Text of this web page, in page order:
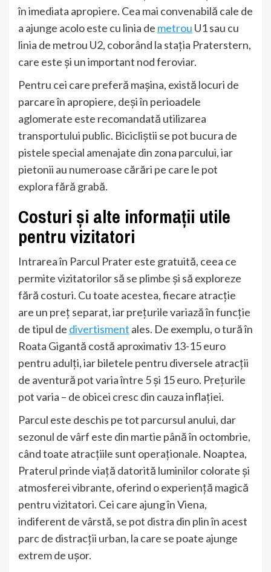
în imediata apropiere. Cea mai convenabilă cale de
a ajunge acolo este cu linia de metrou U1 sau cu
linia de metrou U2, coborând la stația Praterstern,
care este și un important nod feroviar.
Pentru cei care preferă mașina, există locuri de
parcare în apropiere, deși în perioadele
aglomerate este recomandată utilizarea
transportului public. Bicicliștii se pot bucura de
pistele special amenajate din zona parcului, iar
pietonii au numeroase cărări pe care le pot
explora fără grabă.
Costuri și alte informații utile
pentru vizitatori
Intrarea în Parcul Prater este gratuită, ceea ce
permite vizitatorilor să se plimbe și să exploreze
fără costuri. Cu toate acestea, fiecare atracție
are un preț separat, iar prețurile variază în funcție
de tipul de divertisment ales. De exemplu, o tură în
Roata Gigantă costă aproximativ 13-15 euro
pentru adulți, iar biletele pentru diversele atracții
de aventură pot varia între 5 și 15 euro. Prețurile
pot varia – de obicei cresc din cauza inflației.
Parcul este deschis pe tot parcursul anului, dar
sezonul de vârf este din martie până în octombrie,
când toate atracțiile sunt operaționale. Noaptea,
Praterul prinde viață datorită luminilor colorate și
atmosferei vibrante, oferind o experiență magică
pentru vizitatori. Cei care ajung în Viena,
indiferent de vârstă, se pot distra din plin în acest
parc de distracții urban, la care se poate ajunge
extrem de ușor.